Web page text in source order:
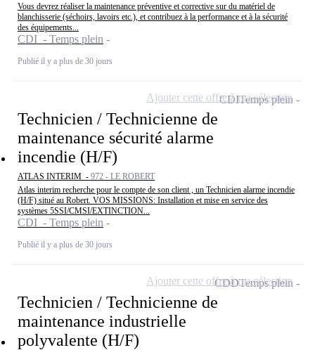
Vous devrez réaliser la maintenance préventive et corrective sur du matériel de
blanchisserie (séchoirs, lavoirs etc.), et contribuez à la performance et à la sécurité
des équipements...
CDI - Temps plein
Publié il y a plus de 30 jours
Technicien / Technicienne de
maintenance sécurité alarme
incendie (H/F)
ATLAS INTERIM - 972 - LE ROBERT
Atlas interim recherche pour le compte de son client , un Technicien alarme incendie
(H/F) situé au Robert. VOS MISSIONS: Installation et mise en service des
systèmes 5SSI/CMSI/EXTINCTION...
CDI - Temps plein
Publié il y a plus de 30 jours
CDITemps plein
Ajouter cette offre à ma sélection
Technicien / Technicienne de
maintenance industrielle
polyvalente (H/F)
CDDTemps plein
Ajouter cette offre à ma sélection